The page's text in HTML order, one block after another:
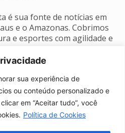
sua experiência de
ou conteúdo personalizado e
em “Aceitar tudo”, você
Política de Cookies
é sua fonte de notícias em
e o Amazonas. Cobrimos
e esportes com agilidade e
NOS